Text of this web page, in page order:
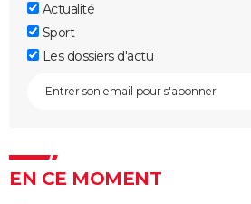
Actualité
Sport
Les dossiers d'actu
EN CE MOMENT